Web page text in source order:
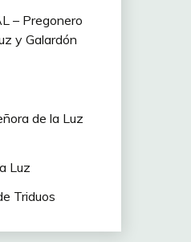
– Pregonero
y Galardón
de la Luz
Luz
Triduos